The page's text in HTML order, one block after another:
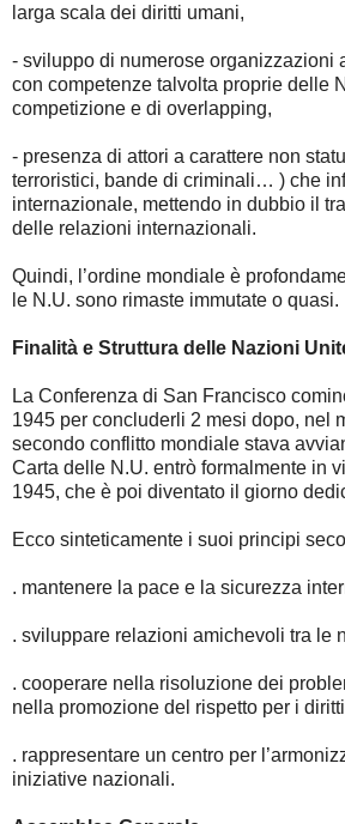
larga scala dei diritti umani,
- sviluppo di numerose organizzazioni
con competenze talvolta proprie delle
competizione e di overlapping,
- presenza di attori a carattere non
terroristici, bande di criminali… ) che
internazionale, mettendo in dubbio il
delle relazioni internazionali.
Quindi, l’ordine mondiale è
le N.U. sono rimaste immutate o quasi.
Finalità e Struttura delle Nazioni
La Conferenza di San Francisco
1945 per concluderli 2 mesi dopo, nel
secondo conflitto mondiale stava
Carta delle N.U. entrò formalmente in
1945, che è poi diventato il giorno
Ecco sinteticamente i suoi principi
. mantenere la pace e la sicurezza
. sviluppare relazioni amichevoli tra le
. cooperare nella risoluzione dei
nella promozione del rispetto per i
. rappresentare un centro per
iniziative nazionali.